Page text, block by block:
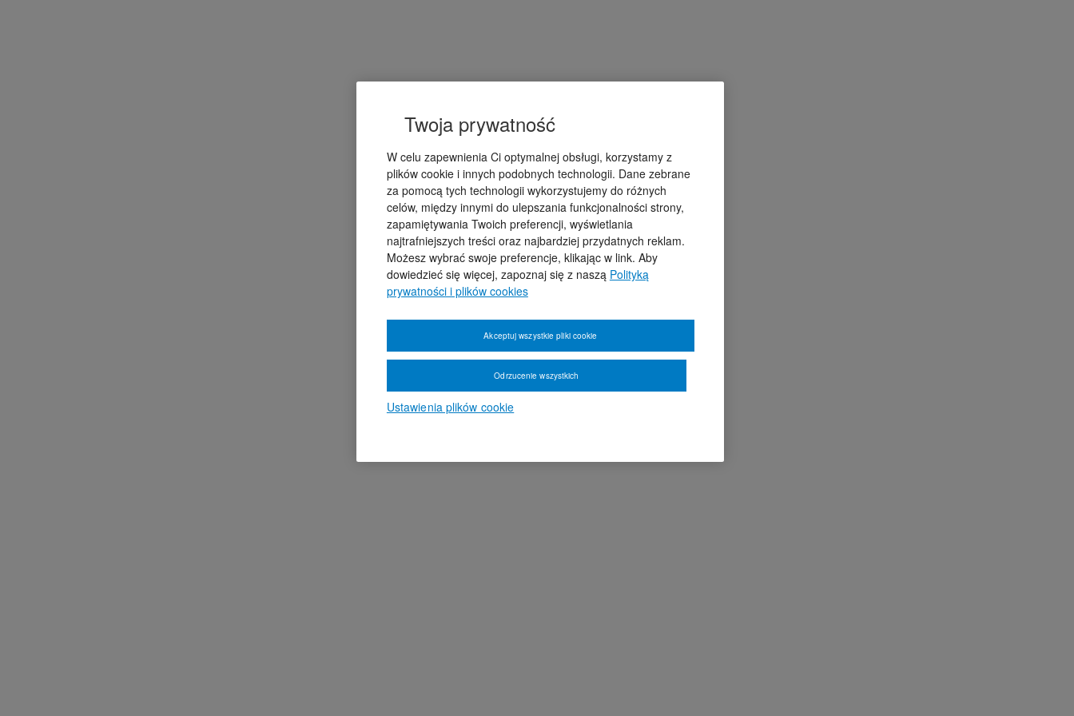
Twoja prywatność
W celu zapewnienia Ci optymalnej obsługi, korzystamy z
plików cookie i innych podobnych technologii. Dane zebrane
za pomocą tych technologii wykorzystujemy do różnych
celów, między innymi do ulepszania funkcjonalności strony,
zapamiętywania Twoich preferencji, wyświetlania
najtrafniejszych treści oraz najbardziej przydatnych reklam.
Możesz wybrać swoje preferencje, klikając w link. Aby
dowiedzieć się więcej, zapoznaj się z naszą Polityką
prywatności i plików cookies
Ustawienia plików cookie
Odrzucenie wszystkich
Akceptuj wszystkie pliki cookie